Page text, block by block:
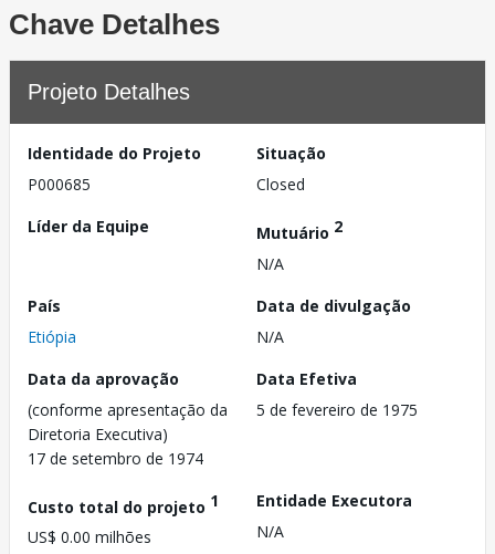
Chave Detalhes
Projeto Detalhes
Identidade do Projeto
P000685
Situação
Closed
Líder da Equipe
Mutuário 2
N/A
País
Etiópia
Data de divulgação
N/A
Data da aprovação
(conforme apresentação da
Diretoria Executiva)
17 de setembro de 1974
Data Efetiva
5 de fevereiro de 1975
Custo total do projeto 1
US$ 0.00 milhões
Entidade Executora
N/A